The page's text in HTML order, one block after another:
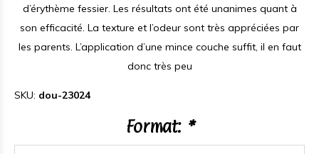
d’érythème fessier. Les résultats ont été unanimes quant à
son efficacité. La texture et l’odeur sont très appréciées par
les parents. L’application d’une mince couche suffit, il en faut
donc très peu
SKU: dou-23024
Format: *